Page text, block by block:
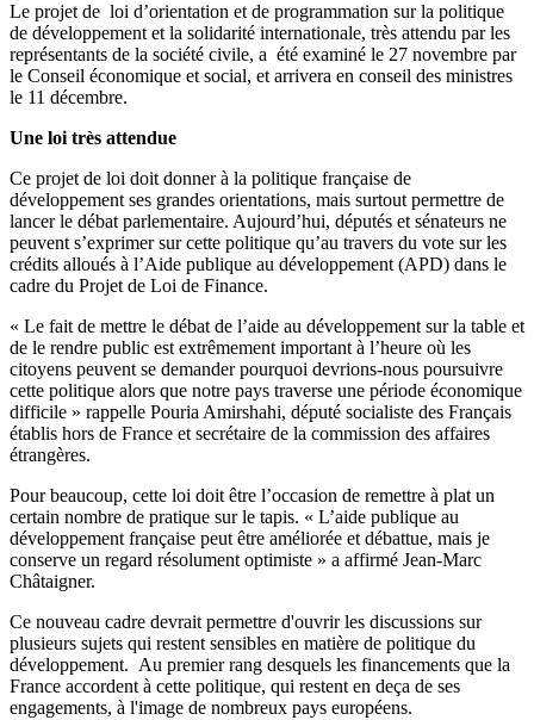
Le projet de loi d’orientation et de programmation sur la politique
de développement et la solidarité internationale, très attendu par les
représentants de la société civile, a été examiné le 27 novembre par
le Conseil économique et social, et arrivera en conseil des ministres
le 11 décembre.
Une loi très attendue
Ce projet de loi doit donner à la politique française de
développement ses grandes orientations, mais surtout permettre de
lancer le débat parlementaire. Aujourd’hui, députés et sénateurs ne
peuvent s’exprimer sur cette politique qu’au travers du vote sur les
crédits alloués à l’Aide publique au développement (APD) dans le
cadre du Projet de Loi de Finance.
« Le fait de mettre le débat de l’aide au développement sur la table et
de le rendre public est extrêmement important à l’heure où les
citoyens peuvent se demander pourquoi devrions-nous poursuivre
cette politique alors que notre pays traverse une période économique
difficile » rappelle Pouria Amirshahi, député socialiste des Français
établis hors de France et secrétaire de la commission des affaires
étrangères.
Pour beaucoup, cette loi doit être l’occasion de remettre à plat un
certain nombre de pratique sur le tapis. « L’aide publique au
développement française peut être améliorée et débattue, mais je
conserve un regard résolument optimiste » a affirmé Jean-Marc
Châtaigner.
Ce nouveau cadre devrait permettre d'ouvrir les discussions sur
plusieurs sujets qui restent sensibles en matière de politique du
développement. Au premier rang desquels les financements que la
France accordent à cette politique, qui restent en deça de ses
engagements, à l'image de nombreux pays européens.